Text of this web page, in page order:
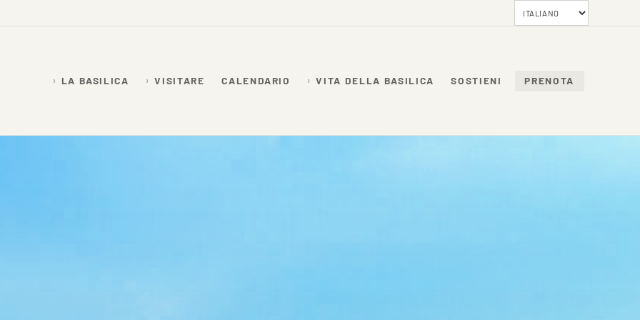
LA BASILICA VISITARE CALENDARIO VITA DELLA BASILICA SOSTIENI PRENOTA